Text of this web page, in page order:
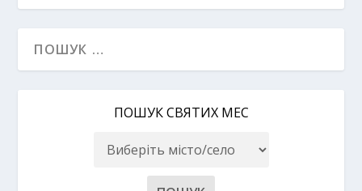
ПОШУК СВЯТИХ МЕС